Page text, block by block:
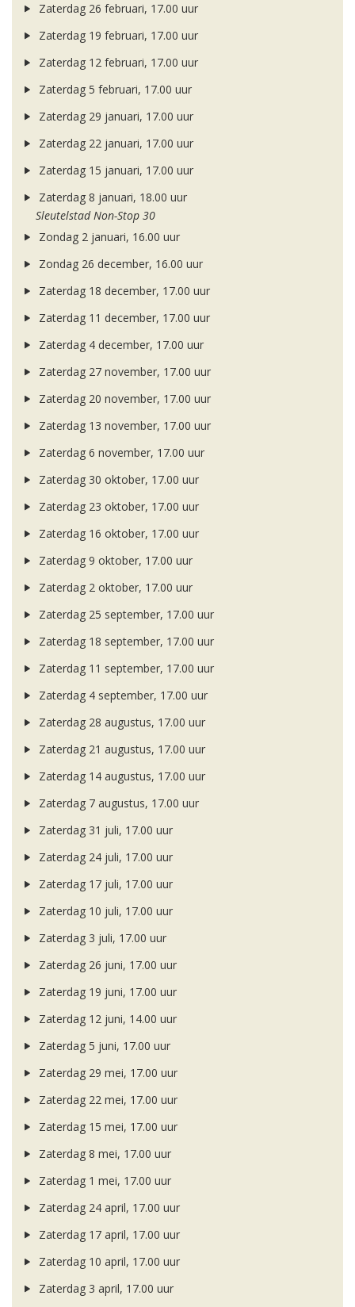
Zaterdag 26 februari, 17.00 uur
Zaterdag 19 februari, 17.00 uur
Zaterdag 12 februari, 17.00 uur
Zaterdag 5 februari, 17.00 uur
Zaterdag 29 januari, 17.00 uur
Zaterdag 22 januari, 17.00 uur
Zaterdag 15 januari, 17.00 uur
Zaterdag 8 januari, 18.00 uur
Sleutelstad Non-Stop 30
Zondag 2 januari, 16.00 uur
Zondag 26 december, 16.00 uur
Zaterdag 18 december, 17.00 uur
Zaterdag 11 december, 17.00 uur
Zaterdag 4 december, 17.00 uur
Zaterdag 27 november, 17.00 uur
Zaterdag 20 november, 17.00 uur
Zaterdag 13 november, 17.00 uur
Zaterdag 6 november, 17.00 uur
Zaterdag 30 oktober, 17.00 uur
Zaterdag 23 oktober, 17.00 uur
Zaterdag 16 oktober, 17.00 uur
Zaterdag 9 oktober, 17.00 uur
Zaterdag 2 oktober, 17.00 uur
Zaterdag 25 september, 17.00 uur
Zaterdag 18 september, 17.00 uur
Zaterdag 11 september, 17.00 uur
Zaterdag 4 september, 17.00 uur
Zaterdag 28 augustus, 17.00 uur
Zaterdag 21 augustus, 17.00 uur
Zaterdag 14 augustus, 17.00 uur
Zaterdag 7 augustus, 17.00 uur
Zaterdag 31 juli, 17.00 uur
Zaterdag 24 juli, 17.00 uur
Zaterdag 17 juli, 17.00 uur
Zaterdag 10 juli, 17.00 uur
Zaterdag 3 juli, 17.00 uur
Zaterdag 26 juni, 17.00 uur
Zaterdag 19 juni, 17.00 uur
Zaterdag 12 juni, 14.00 uur
Zaterdag 5 juni, 17.00 uur
Zaterdag 29 mei, 17.00 uur
Zaterdag 22 mei, 17.00 uur
Zaterdag 15 mei, 17.00 uur
Zaterdag 8 mei, 17.00 uur
Zaterdag 1 mei, 17.00 uur
Zaterdag 24 april, 17.00 uur
Zaterdag 17 april, 17.00 uur
Zaterdag 10 april, 17.00 uur
Zaterdag 3 april, 17.00 uur